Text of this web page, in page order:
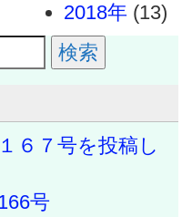
2018年 (13)
６７号を投稿し
号